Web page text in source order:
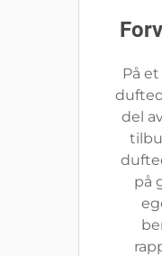
På
del
på